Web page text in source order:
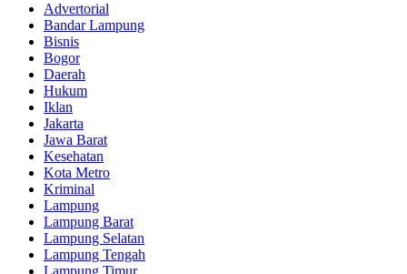
Advertorial
Bandar Lampung
Bisnis
Bogor
Daerah
Hukum
Iklan
Jakarta
Jawa Barat
Kesehatan
Kota Metro
Kriminal
Lampung
Lampung Barat
Lampung Selatan
Lampung Tengah